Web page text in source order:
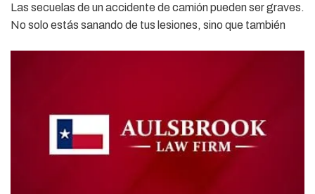
Las secuelas de un accidente de camión pueden ser graves.
No solo estás sanando de tus lesiones, sino que también